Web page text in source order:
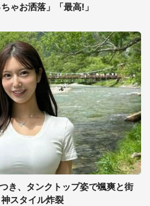
ゃお洒落」「最高!」
き、タンクトップ姿で颯爽と街
スタイル炸裂